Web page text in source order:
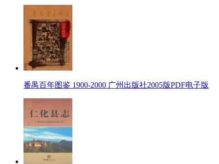
番禺百年图鉴 1900-2000 广州出版社2005版PDF电子版